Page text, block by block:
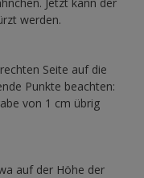
Jetzt kann der
werden.
Seite auf die
Punkte beachten:
von 1 cm übrig
auf der Höhe der